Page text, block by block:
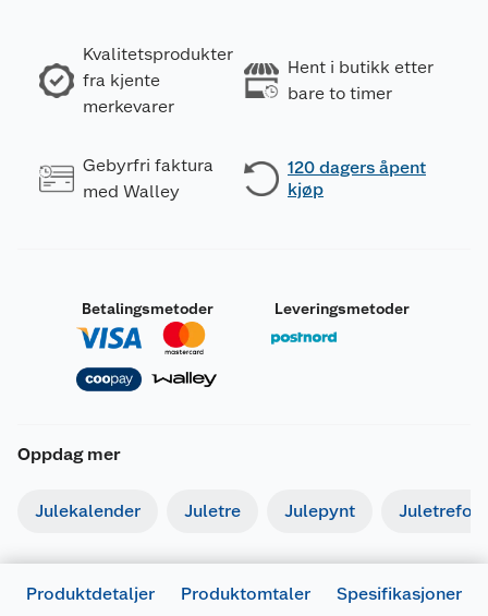
Kvalitetsprodukter
fra kjente
merkevarer
Hent i butikk etter
bare to timer
Gebyrfri faktura
med Walley
120 dagers åpent
kjøp
Betalingsmetoder Leveringsmetoder
Oppdag mer
Julekalender Juletre Julepynt Juletrefot
Produktdetaljer Produktomtaler
Spesifikasjoner